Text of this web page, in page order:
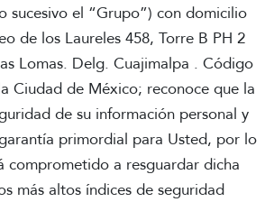
sucesivo el “Grupo”) con domicilio
de los Laureles 458, Torre B PH 2
Lomas. Delg. Cuajimalpa . Código
Ciudad de México; reconoce que la
de su información personal y
primordial para Usted, por lo
comprometido a resguardar dicha
más altos índices de seguridad